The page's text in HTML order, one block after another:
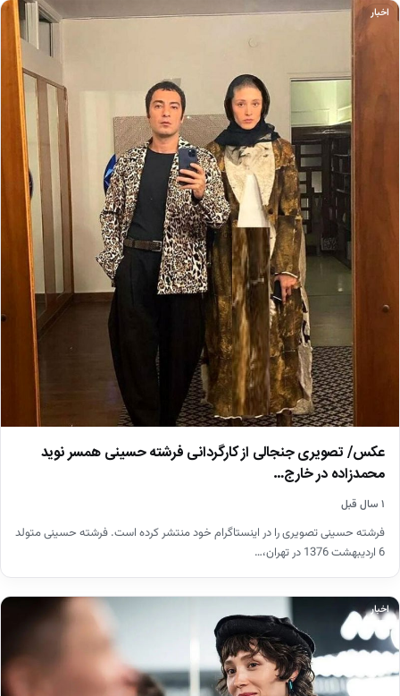
اخبار
عکس/ تصویری جنجالی از کارگردانی فرشته حسینی همسر نوید
محمدزاده در خارج…
۱ سال قبل
فرشته حسینی تصویری را در اینستاگرام خود منتشر کرده است. فرشته حسینی متولد
6 اردیبهشت 1376 در تهران،…
اخبار